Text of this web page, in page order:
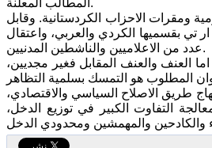
الاحزاب الكردستانية. وقابل
فيما تم ايقاف بث فضائية ان ار تي بقسميها الكردي والعربي، واعتقال
عدد من الاعلاميين والناشطين المدنيين.
العنف والعنف المقابل فغير مجديين،
طريق الاصلاح السياسي والاقتصادي،
التفاوت الكبير في توزيع الدخل،